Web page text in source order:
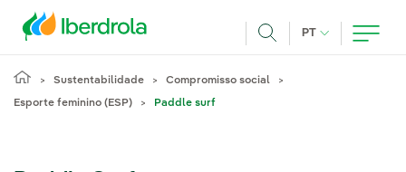
PT IDIOMA ATUAL,
Sustentabilidade Compromisso social
Esporte feminino (ESP) Paddle surf